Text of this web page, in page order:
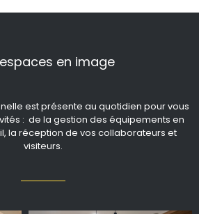
en image
est présente au quotidien pour vous
: de la gestion des équipements en
la réception de vos collaborateurs et
visiteurs.